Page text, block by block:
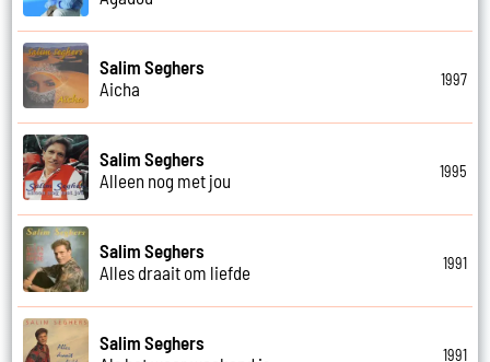
Salim Seghers
Aicha
1997
Salim Seghers
Alleen nog met jou
1995
Salim Seghers
Alles draait om liefde
1991
Salim Seghers
1991